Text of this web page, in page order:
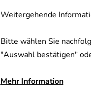
Weitergehende
Bitte wählen Sie
"Auswahl bestätigen"
Mehr Information